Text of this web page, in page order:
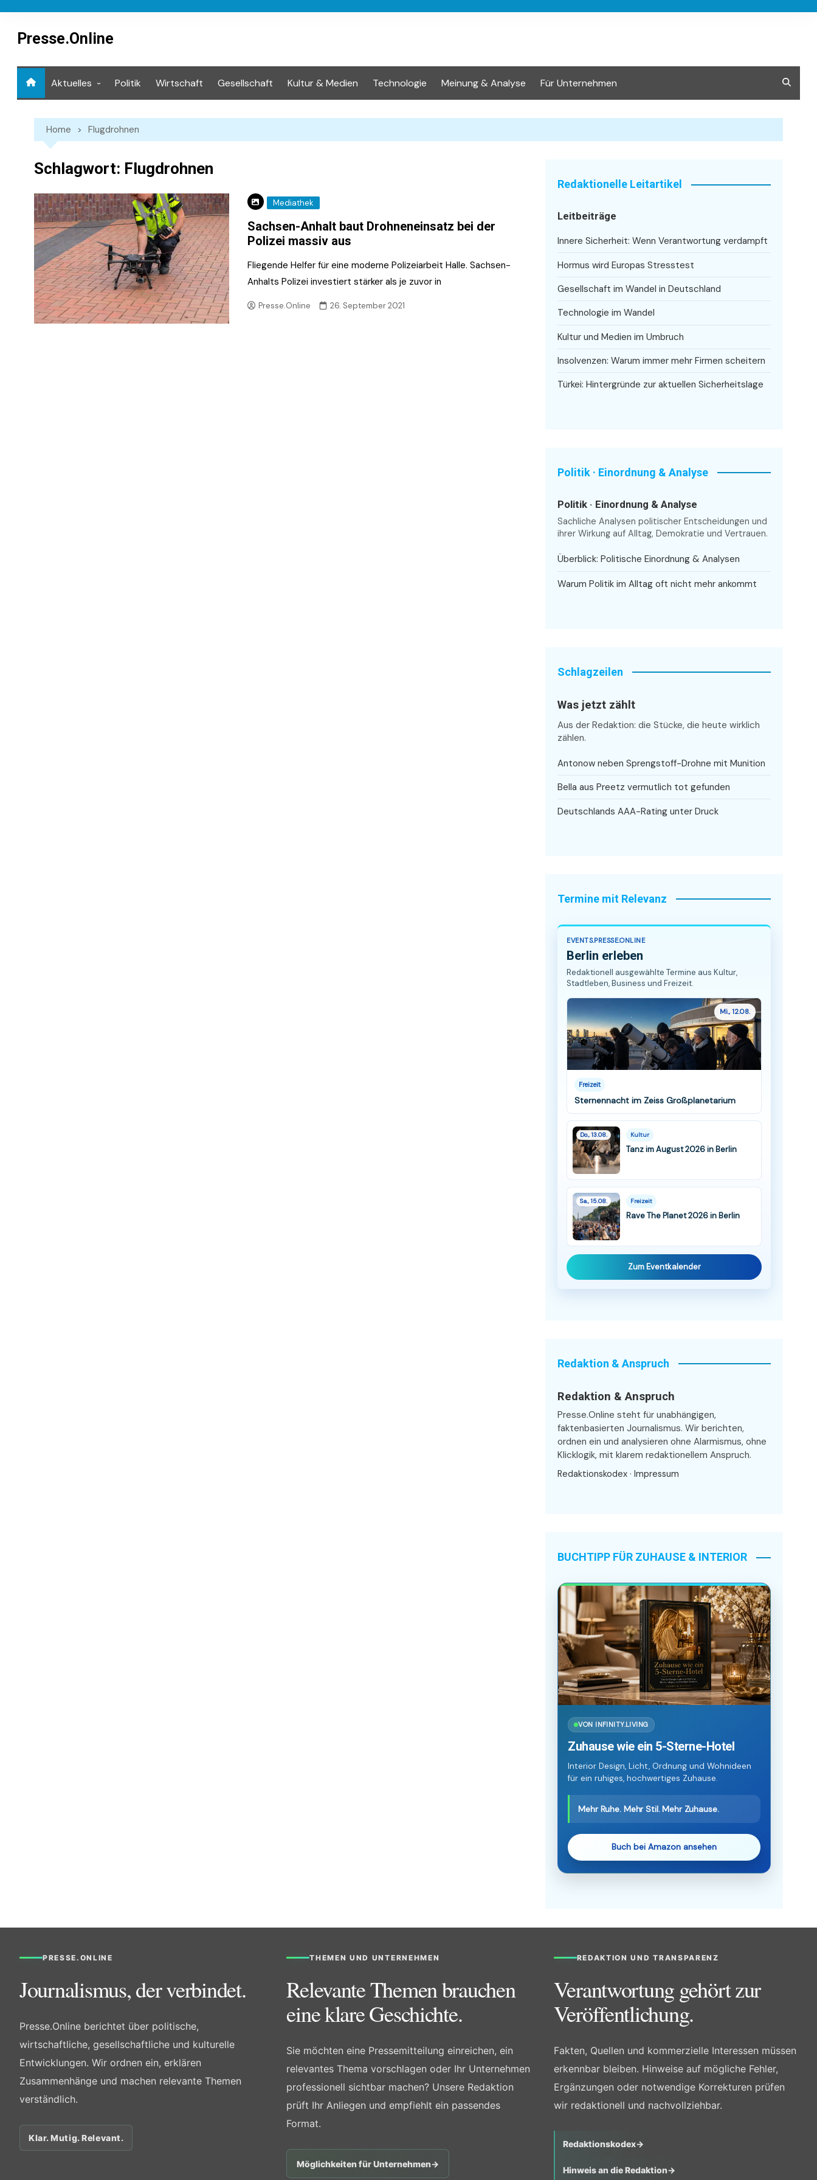
contentPresse.Online
Aktuelles Politik Wirtschaft Gesellschaft Kultur & Medien Technologie Meinung & Analyse Für Unternehmen
Home Flugdrohnen
Schlagwort: Flugdrohnen
Mediathek
Sachsen-Anhalt baut Drohneneinsatz bei der
Polizei massiv aus
Fliegende Helfer für eine moderne Polizeiarbeit Halle. Sachsen-
Anhalts Polizei investiert stärker als je zuvor in
Presse.Online 26. September 2021
Redaktionelle Leitartikel
Leitbeiträge
Innere Sicherheit: Wenn Verantwortung verdampft
Hormus wird Europas Stresstest
Gesellschaft im Wandel in Deutschland
Technologie im Wandel
Kultur und Medien im Umbruch
Insolvenzen: Warum immer mehr Firmen scheitern
Türkei: Hintergründe zur aktuellen Sicherheitslage
Politik · Einordnung & Analyse
Politik · Einordnung & Analyse
Sachliche Analysen politischer Entscheidungen und
ihrer Wirkung auf Alltag, Demokratie und Vertrauen.
Überblick: Politische Einordnung & Analysen
Warum Politik im Alltag oft nicht mehr ankommt
Schlagzeilen
Was jetzt zählt
Aus der Redaktion: die Stücke, die heute wirklich
zählen.
Antonow neben Sprengstoff-Drohne mit Munition
Bella aus Preetz vermutlich tot gefunden
Deutschlands AAA-Rating unter Druck
Termine mit Relevanz
EVENTS.PRESSE.ONLINE
Berlin erleben
Redaktionell ausgewählte Termine aus Kultur,
Stadtleben, Business und Freizeit.
Mi., 12.08.
Freizeit
Sternennacht im Zeiss Großplanetarium
Do., 13.08. Kultur
Tanz im August 2026 in Berlin
Sa., 15.08. Freizeit
Rave The Planet 2026 in Berlin
Zum Eventkalender
Redaktion & Anspruch
Redaktion & Anspruch
Presse.Online steht für unabhängigen,
faktenbasierten Journalismus. Wir berichten,
ordnen ein und analysieren ohne Alarmismus, ohne
Klicklogik, mit klarem redaktionellem Anspruch.
Redaktionskodex · Impressum
BUCHTIPP FÜR ZUHAUSE & INTERIOR
VON INFINITY.LIVING
Zuhause wie ein 5-Sterne-Hotel
Interior Design, Licht, Ordnung und Wohnideen
für ein ruhiges, hochwertiges Zuhause.
Mehr Ruhe. Mehr Stil. Mehr Zuhause.
Buch bei Amazon ansehen
PRESSE.ONLINE
Journalismus, der verbindet.
Presse.Online berichtet über politische,
wirtschaftliche, gesellschaftliche und kulturelle
Entwicklungen. Wir ordnen ein, erklären
Zusammenhänge und machen relevante Themen
verständlich.
Klar. Mutig. Relevant.
THEMEN UND UNTERNEHMEN
Relevante Themen brauchen
eine klare Geschichte.
Sie möchten eine Pressemitteilung einreichen, ein
relevantes Thema vorschlagen oder Ihr Unternehmen
professionell sichtbar machen? Unsere Redaktion
prüft Ihr Anliegen und empfiehlt ein passendes
Format.
Möglichkeiten für Unternehmen→
REDAKTION UND TRANSPARENZ
Verantwortung gehört zur
Veröffentlichung.
Fakten, Quellen und kommerzielle Interessen müssen
erkennbar bleiben. Hinweise auf mögliche Fehler,
Ergänzungen oder notwendige Korrekturen prüfen
wir redaktionell und nachvollziehbar.
Redaktionskodex→
Hinweis an die Redaktion→